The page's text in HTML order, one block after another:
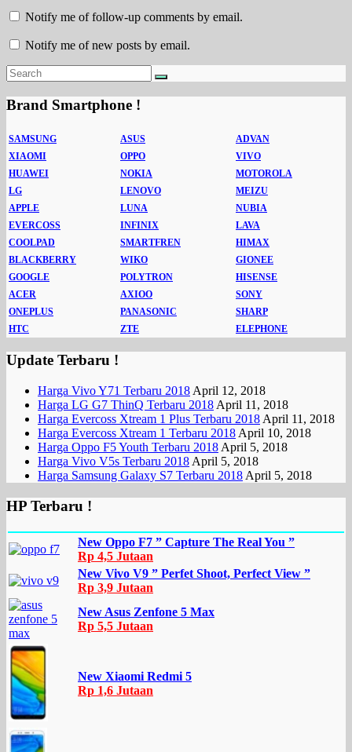
Notify me of follow-up comments by email.
Notify me of new posts by email.
Brand Smartphone !
SAMSUNG ASUS
ADVAN
XIAOMI
OPPO
VIVO
HUAWEI
NOKIA
MOTOROLA
LG
LENOVO
MEIZU
APPLE
LUNA
NUBIA
EVERCOSS
INFINIX
LAVA
COOLPAD
SMARTFREN
HIMAX
BLACKBERRY
WIKO
GIONEE
GOOGLE
POLYTRON
HISENSE
ACER
AXIOO
SONY
ONEPLUS
PANASONIC
SHARP
HTC
ZTE ELEPHONE
Update Terbaru !
Harga Vivo Y71 Terbaru 2018 April 12, 2018
Harga LG G7 ThinQ Terbaru 2018 April 11, 2018
Harga Evercoss Xtream 1 Plus Terbaru 2018 April 11, 2018
Harga Evercoss Xtream 1 Terbaru 2018 April 10, 2018
Harga Oppo F5 Youth Terbaru 2018 April 5, 2018
Harga Vivo V5s Terbaru 2018 April 5, 2018
Harga Samsung Galaxy S7 Terbaru 2018 April 5, 2018
HP Terbaru !
New Oppo F7 ” Capture The Real You ”
Rp 4,5 Jutaan
New Vivo V9 ” Perfet Shoot, Perfect View ”
Rp 3,9 Jutaan
New Asus Zenfone 5 Max
Rp 5,5 Jutaan
New Xiaomi Redmi 5
Rp 1,6 Jutaan